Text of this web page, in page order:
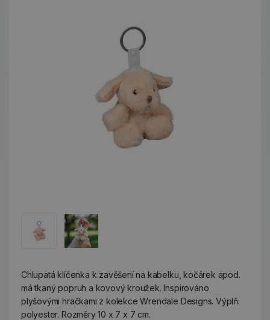
Chlupatá klíčenka k zavěšení na kabelku, kočárek apod.
má tkaný popruh a kovový kroužek. Inspirováno
plyšovými hračkami z kolekce Wrendale Designs. Výplň:
polyester. Rozměry 10 x 7 x 7 cm.